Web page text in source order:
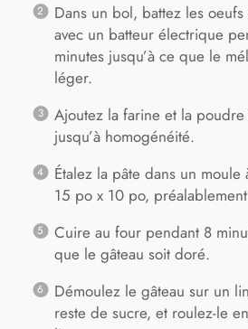
Dans un bol, battez les
avec un batteur électrique
minutes jusqu’à ce que le
léger.
Ajoutez la farine et la
jusqu’à homogénéité.
Étalez la pâte dans un
15 po x 10 po,
Cuire au four pendant 8
que le gâteau soit doré.
Démoulez le gâteau sur un
reste de sucre, et roulez-le